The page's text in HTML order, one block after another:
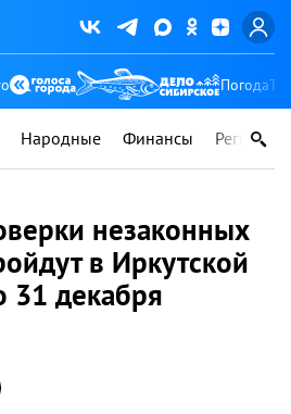
Погода
Народные Финансы Регионы
незаконных
в Иркутской
31 декабря